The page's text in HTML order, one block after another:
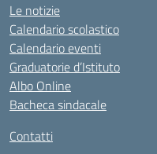
Le notizie
Calendario scolastico
Calendario eventi
Graduatorie d’Istituto
Albo Online
Bacheca sindacale
Contatti